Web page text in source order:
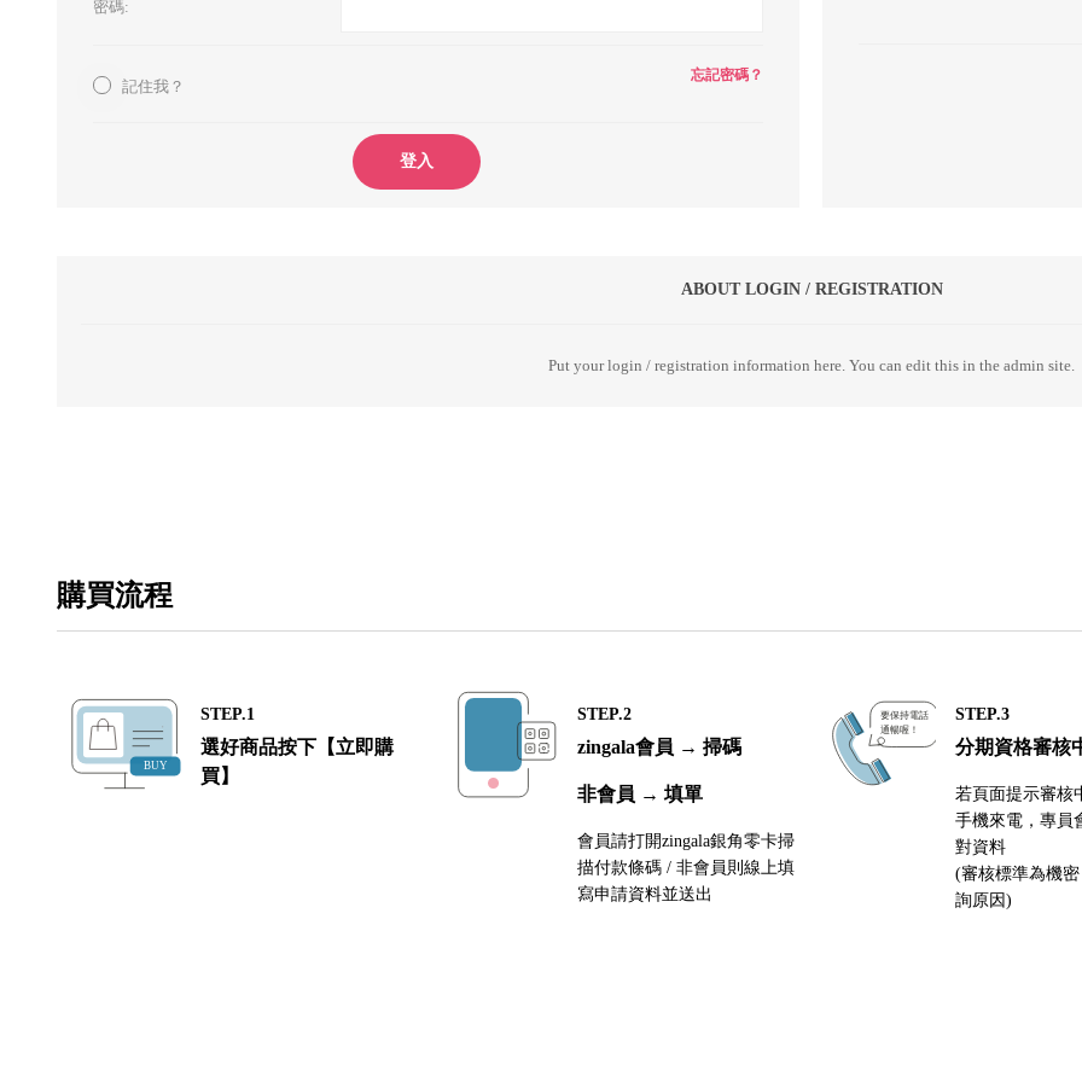
密碼:
記住我？
忘記密碼？
登入
ABOUT LOGIN / REGISTRATION
Put your login / registration information here. You can edit this in the admin site.
購買流程
STEP.1
選好商品按下【立即購
買】
STEP.2
zingala會員 → 掃碼
非會員 → 填單
會員請打開zingala銀角零卡掃
描付款條碼 / 非會員則線上填
寫申請資料並送出
STEP.3
分期資格審核
若頁面提示審核
手機來電，專員
對資料
(審核標準為機
詢原因)